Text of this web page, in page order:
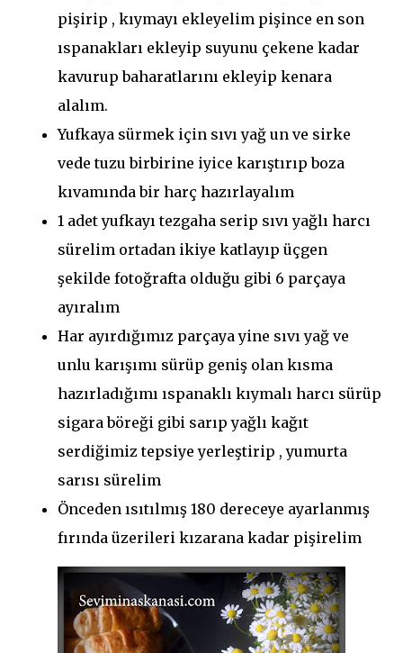
pişirip , kıymayı ekleyelim pişince en son
ıspanakları ekleyip suyunu çekene kadar
kavurup baharatlarını ekleyip kenara
alalım.
Yufkaya sürmek için sıvı yağ un ve sirke
vede tuzu birbirine iyice karıştırıp boza
kıvamında bir harç hazırlayalım
1 adet yufkayı tezgaha serip sıvı yağlı harcı
sürelim ortadan ikiye katlayıp üçgen
şekilde fotoğrafta olduğu gibi 6 parçaya
ayıralım
Har ayırdığımız parçaya yine sıvı yağ ve
unlu karışımı sürüp geniş olan kısma
hazırladığımı ıspanaklı kıymalı harcı sürüp
sigara böreği gibi sarıp yağlı kağıt
serdiğimiz tepsiye yerleştirip , yumurta
sarısı sürelim
Önceden ısıtılmış 180 dereceye ayarlanmış
fırında üzerileri kızarana kadar pişirelim